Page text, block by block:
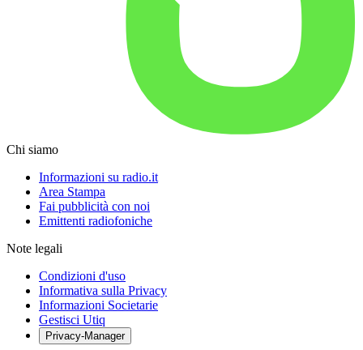
Chi siamo
Informazioni su radio.it
Area Stampa
Fai pubblicità con noi
Emittenti radiofoniche
Note legali
Condizioni d'uso
Informativa sulla Privacy
Informazioni Societarie
Gestisci Utiq
Privacy-Manager